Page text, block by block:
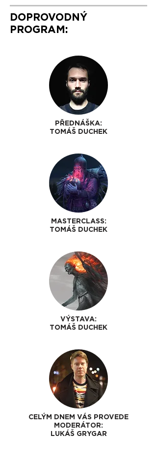
DOPROVODNÝ
PROGRAM:
PŘEDNÁŠKA:
TOMÁŠ DUCHEK
MASTERCLASS:
TOMÁŠ DUCHEK
VÝSTAVA:
TOMÁŠ DUCHEK
CELÝM DNEM VÁS PROVEDE
MODERÁTOR:
LUKÁŠ GRYGAR